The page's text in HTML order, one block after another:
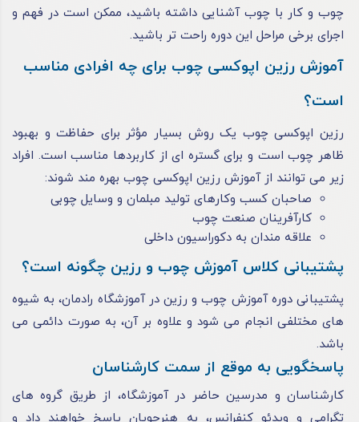
چوب و کار با چوب آشنایی داشته باشید، ممکن است در فهم و
اجرای برخی مراحل این دوره راحت‌ تر باشید.
آموزش رزین اپوکسی چوب برای چه افرادی مناسب
است؟
رزین اپوکسی چوب یک روش بسیار مؤثر برای حفاظت و بهبود
ظاهر چوب است و برای گستره ‌ای از کاربردها مناسب است. افراد
زیر می ‌توانند از آموزش رزین اپوکسی چوب بهره ‌مند شوند:
صاحبان کسب ‌وکارهای تولید مبلمان و وسایل چوبی
کارآفرینان صنعت چوب
علاقه‌ مندان به دکوراسیون داخلی
پشتیبانی کلاس آموزش چوب و رزین چگونه است؟
پشتیبانی دوره آموزش چوب و رزین در آموزشگاه رادمان، به شیوه‌
های مختلفی انجام می ‌شود و علاوه بر آن، به صورت دائمی می
باشد.
پاسخگویی به موقع از سمت کارشناسان
کارشناسان و مدرسین حاضر در آموزشگاه، از طریق گروه ‌های
تگرامی و ویدئو کنفرانس، به هنرجویان پاسخ خواهند داد و